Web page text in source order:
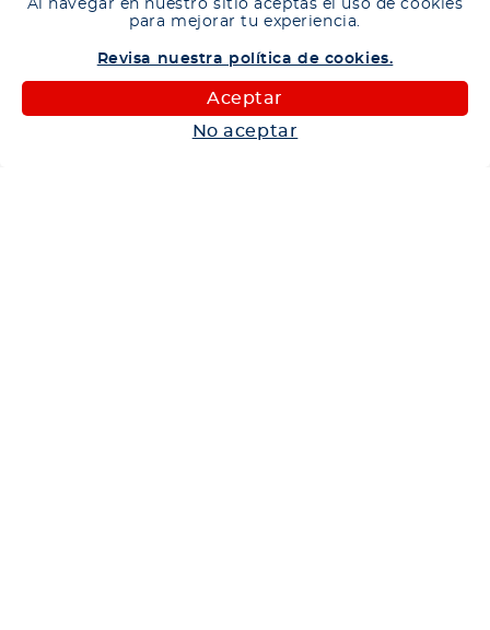
Al navegar en nuestro sitio aceptas el uso de cookies
para mejorar tu experiencia.
Revisa nuestra política de cookies.
Aceptar
No aceptar